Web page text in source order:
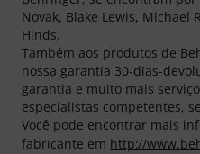
Novak, Blake Lewis, Michael
Hinds.
Também aos produtos de
nossa garantia 30-dias-
garantia e muito mais
especialistas competentes,
Você pode encontrar mais
fabricante em http://